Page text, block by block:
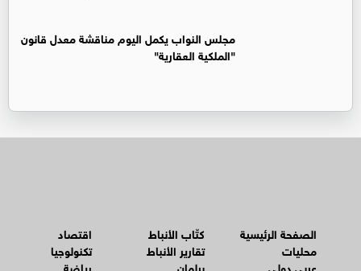
مجلس النواب يكمل اليوم مناقشة معدل قانون
"الملكية العقارية"
الصفحة الرئيسية
محليات
عربي دولي
كتّاب الأنباط
تقارير الأنباط
برلمان
اقتصاد
تكنولوجيا
رياضة